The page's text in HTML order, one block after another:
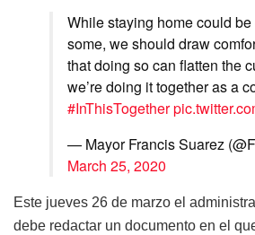
While staying home could
some, we should draw
that doing so can flatten the
we’re doing it together as a
#InThisTogether
— Mayor Francis Suarez
March 25, 2020
Este jueves 26 de marzo el
debe redactar un documento en el